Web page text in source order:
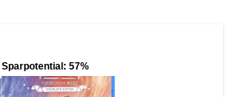
Sparpotential: 57%